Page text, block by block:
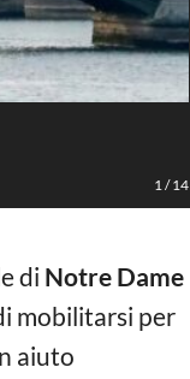
1/14
di Notre Dame
mobilitarsi per
aiuto